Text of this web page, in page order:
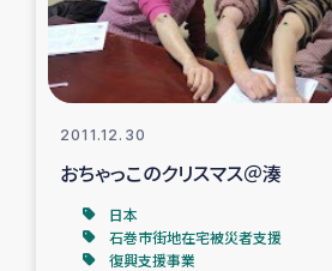
レバノンでのシリア難民へ
レバノンにおける緊
レバノンでのシリア難民へ
レバノンでのシリア難民・レバノ
2011.12.30
おちゃっこのクリスマス＠湊
日本
石巻市街地在宅被災者支援
復興支援事業